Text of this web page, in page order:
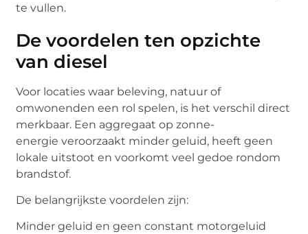
te vullen.
De voordelen ten opzichte
van diesel
Voor locaties waar beleving, natuur of
omwonenden een rol spelen, is het verschil direct
merkbaar. Een aggregaat op zonne-
energie veroorzaakt minder geluid, heeft geen
lokale uitstoot en voorkomt veel gedoe rondom
brandstof.
De belangrijkste voordelen zijn:
Minder geluid en geen constant motorgeluid